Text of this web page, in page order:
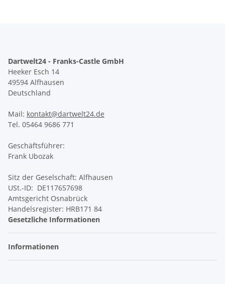
Dartwelt24 - Franks-Castle GmbH
Heeker Esch 14
49594 Alfhausen
Deutschland
Mail: kontakt@dartwelt24.de
Tel. 05464 9686 771
Geschäftsführer:
Frank Ubozak
Sitz der Geselschaft: Alfhausen
USt.-ID: DE117657698
Amtsgericht Osnabrück
Handelsregister: HRB171 84
Gesetzliche Informationen
Informationen